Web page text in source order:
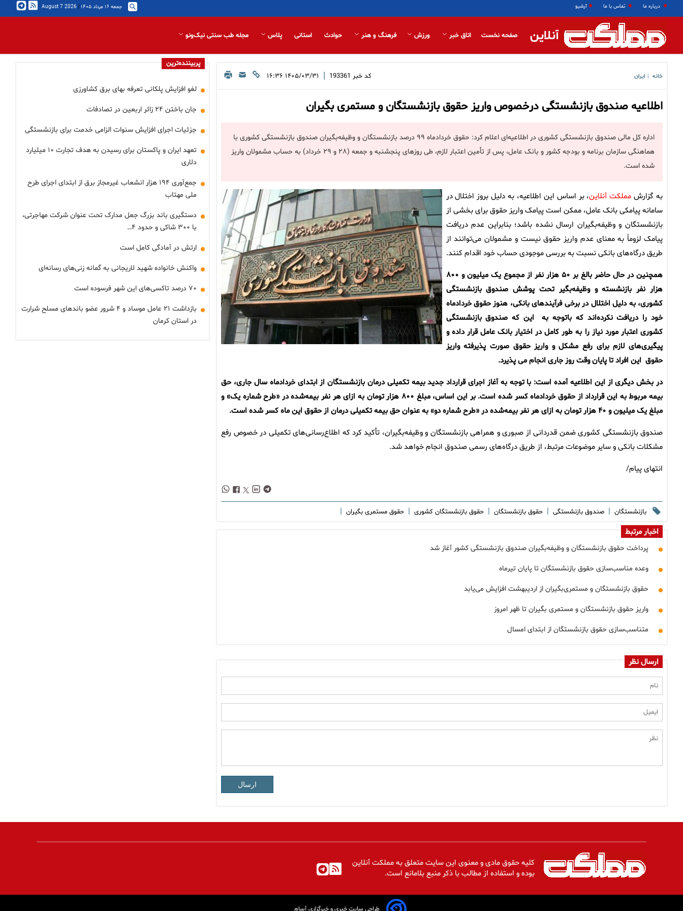
درباره ما تماس با ما آرشیو جمعه ۱۶ مرداد ۱۴۰۵ |
2026 August 7
آنلاین صفحه نخست اتاق خبر ورزش فرهنگ و هنر حوادث استانی پلاس مجله طب سنتی نیک‌ونو
خانه ایران کد خبر 193361
| ۱۴۰۵/۰۳/۳۱ ۱۶:۳۶
اطلاعیه صندوق بازنشستگی درخصوص واریز حقوق بازنشستگان و مستمری بگیران
اداره کل مالی صندوق بازنشستگی کشوری در اطلاعیه‌ای اعلام کرد: حقوق خردادماه ۹۹ درصد بازنشستگان و وظیفه‌بگیران صندوق بازنشستگی کشوری با
هماهنگی سازمان برنامه و بودجه کشور و بانک عامل، پس از تأمین اعتبار لازم، طی روزهای پنجشنبه و جمعه (۲۸ و ۲۹ خرداد) به حساب مشمولان واریز
شده است.
به گزارش مملکت آنلاین، بر اساس این اطلاعیه، به دلیل بروز اختلال در
سامانه پیامکی بانک عامل، ممکن است پیامک واریز حقوق برای بخشی از
بازنشستگان و وظیفه‌بگیران ارسال نشده باشد؛ بنابراین عدم دریافت
پیامک لزوماً به معنای عدم واریز حقوق نیست و مشمولان می‌توانند از
طریق درگاه‌های بانکی نسبت به بررسی موجودی حساب خود اقدام کنند.
همچنین در حال حاضر بالغ بر ۵۰ هزار نفر از مجموع یک میلیون و ۸۰۰
هزار نفر بازنشسته و وظیفه‌بگیر تحت پوشش صندوق بازنشستگی
کشوری، به دلیل اختلال در برخی فرآیندهای بانکی، هنوز حقوق خردادماه
خود را دریافت نکرده‌اند که باتوجه به این که صندوق بازنشستگی
کشوری اعتبار مورد نیاز را به طور کامل در اختیار بانک عامل قرار داده و
پیگیری‌های لازم برای رفع مشکل و واریز حقوق صورت پذیرفته واریز
حقوق این افراد تا پایان وقت روز جاری انجام می پذیرد.
در بخش دیگری از این اطلاعیه آمده است: با توجه به آغاز اجرای قرارداد جدید بیمه تکمیلی درمان بازنشستگان از ابتدای خردادماه سال جاری، حق
بیمه مربوط به این قرارداد از حقوق خردادماه کسر شده است. بر این اساس، مبلغ ۸۰۰ هزار تومان به ازای هر نفر بیمه‌شده در «طرح شماره یک» و
مبلغ یک میلیون و ۴۰ هزار تومان به ازای هر نفر بیمه‌شده در «طرح شماره دو» به عنوان حق بیمه تکمیلی درمان از حقوق این ماه کسر شده است.
صندوق بازنشستگی کشوری ضمن قدردانی از صبوری و همراهی بازنشستگان و وظیفه‌بگیران، تأکید کرد که اطلاع‌رسانی‌های تکمیلی در خصوص رفع
مشکلات بانکی و سایر موضوعات مرتبط، از طریق درگاه‌های رسمی صندوق انجام خواهد شد.
انتهای پیام/
بازنشستگان | صندوق بازنشستگی | حقوق بازنشستگان | حقوق بازنشستگان کشوری | حقوق مستمری بگیران |
اخبار مرتبط
پرداخت حقوق بازنشستگان و وظیفه‌بگیران صندوق بازنشستگی کشور آغاز شد
وعده مناسب‌سازی حقوق بازنشستگان تا پایان تیرماه
حقوق بازنشستگان و مستمری‌بگیران از اردیبهشت افزایش می‌یابد
واریز حقوق بازنشستگان و مستمری بگیران تا ظهر امروز
متناسب‌سازی حقوق بازنشستگان از ابتدای امسال
ارسال نظر
ارسال
پربیننده‌ترین
لغو افزایش پلکانی تعرفه بهای برق کشاورزی
جان باختن ۲۴ زائر اربعین در تصادفات
جزئیات اجرای افزایش سنوات الزامی خدمت برای بازنشستگی
تعهد ایران و پاکستان برای رسیدن به هدف تجارت ۱۰ میلیارد
دلاری
جمع‌آوری ۱۹۴ هزار انشعاب غیرمجاز برق از ابتدای اجرای طرح
ملی مهتاب
دستگیری باند بزرگ جعل مدارک تحت عنوان شرکت مهاجرتی،
با ۳۰۰ شاکی و حدود ۴…
ارتش در آمادگی کامل است
واکنش خانواده شهید لاریجانی به گمانه زنی‌های رسانه‌ای
۷۰ درصد تاکسی‌های این شهر فرسوده است
بازداشت ۲۱ عامل موساد و ۴ شرور عضو باندهای مسلح شرارت
در استان کرمان
کلیه حقوق مادی و معنوی این سایت متعلق به مملکت آنلاین
بوده و استفاده از مطالب با ذکر منبع بلامانع است.
طراحی سایت خبری و خبرگزاری آسام